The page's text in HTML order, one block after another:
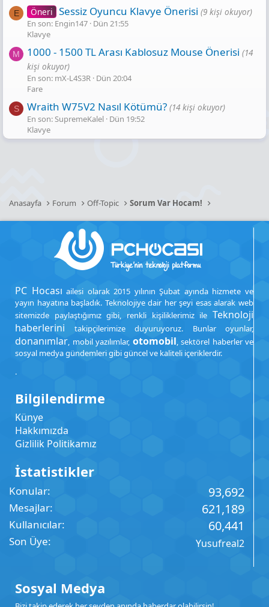
E Öneri Sessiz Oyuncu Klavye Önerisi (9 kişi okuyor)
En son: Engin147 Dün 21:55
Klavye
M 1000 - 1500 TL Arası Kablosuz Mouse Önerisi (14
kişi okuyor)
En son: mX-L4S3R Dün 20:04
Fare
S Wraith W75V2 Nasıl Kötümü? (14 kişi okuyor)
En son: SupremeKalel Dün 19:52
Klavye
Anasayfa Forum Off-Topic Sorum Var Hocam!
PC Hocası ailesi olarak 2015 yılının Şubat ayında hizmete ve
yayın hayatına başladık. Teknolojiye dair her şeyi esas alarak web
sitemizde paylaştığımız gibi, renkli kişiliklerimiz ile Teknoloji
haberlerini takipçilerimize duyuruyoruz. Bunlar oyunlar,
donanımlar, mobil yazılımlar, otomobil, sektörel haberler ve
sosyal medya gündemleri gibi güncel ve kaliteli içeriklerdir.
.
Bilgilendirme
Künye
Hakkımızda
Gizlilik Politikamız
İstatistikler
Konular 93,692
Mesajlar 621,189
Kullanıcılar 60,441
Son Üye Yusufreal2
Sosyal Medya